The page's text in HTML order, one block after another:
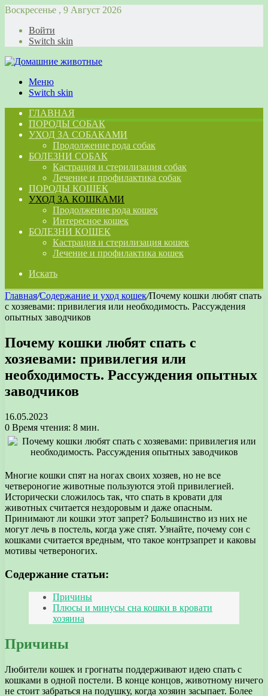
Воскресенье , 9 Август 2026
Войти
Switch skin
Меню
Switch skin
ГЛАВНАЯ
ПОРОДЫ СОБАК
УХОД ЗА СОБАКАМИ
Продолжение рода собак
БОЛЕЗНИ СОБАК
Кастрация и стерилизация собак
Лечение и профилактика собак
ПОРОДЫ КОШЕК
УХОД ЗА КОШКАМИ
Продолжение рода кошек
Интересное кошек
БОЛЕЗНИ КОШЕК
Кастрация и стерилизация кошек
Лечение и профилактика кошек
Искать
Главная/Содержание и уход кошек/Почему кошки любят спать
с хозяевами: привилегия или необходимость. Рассуждения
опытных заводчиков
Почему кошки любят спать с
хозяевами: привилегия или
необходимость. Рассуждения опытных
заводчиков
16.05.2023
0 Время чтения: 8 мин.
Многие кошки спят на ногах своих хозяев, но не все
четвероногие животные пользуются этой привилегией.
Исторически сложилось так, что спать в кровати для
животных считается нездоровым и даже опасным.
Принимают ли кошки этот запрет? Большинство из них не
могут лечь в постель, когда уже спят. Узнайте, почему сон с
кошками считается вредным, что такое контрзапрет и каковы
мотивы четвероногих.
Содержание статьи:
Причины
Плюсы и минусы сна кошки в кровати
хозяина
Причины
Любители кошек и грогнаты поддерживают идею спать с
кошками в одной постели. В конце концов, животному ничего
не стоит забраться на подушку, когда хозяин засыпает. Более